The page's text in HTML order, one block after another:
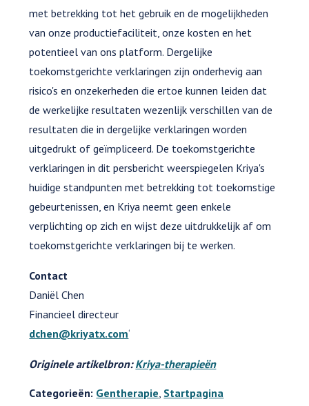
met betrekking tot het gebruik en de mogelijkheden
van onze productiefaciliteit, onze kosten en het
potentieel van ons platform. Dergelijke
toekomstgerichte verklaringen zijn onderhevig aan
risico's en onzekerheden die ertoe kunnen leiden dat
de werkelijke resultaten wezenlijk verschillen van de
resultaten die in dergelijke verklaringen worden
uitgedrukt of geïmpliceerd. De toekomstgerichte
verklaringen in dit persbericht weerspiegelen Kriya's
huidige standpunten met betrekking tot toekomstige
gebeurtenissen, en Kriya neemt geen enkele
verplichting op zich en wijst deze uitdrukkelijk af om
toekomstgerichte verklaringen bij te werken.
Contact
Daniël Chen
Financieel directeur
dchen@kriyatx.com‘
Originele artikelbron:Kriya-therapieën
Categorieën: Gentherapie Startpagina